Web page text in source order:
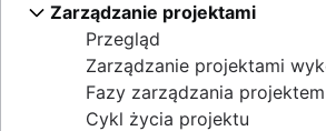
Zarządzanie projektami
Przegląd
Zarządzanie projektami
Fazy zarządzania projektem
Cykl życia projektu